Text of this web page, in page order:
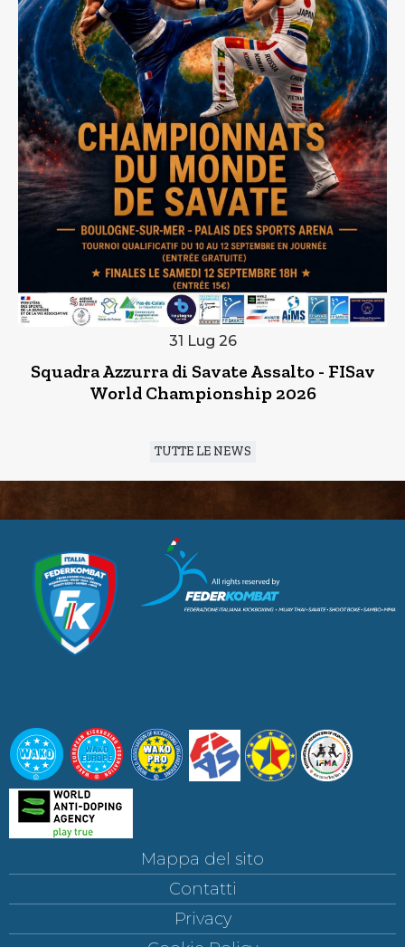
31 Lug 26
Squadra Azzurra di Savate Assalto - FISav
World Championship 2026
TUTTE LE NEWS
CUSL Spelpaus
Mappa del sito
Contatti
Privacy